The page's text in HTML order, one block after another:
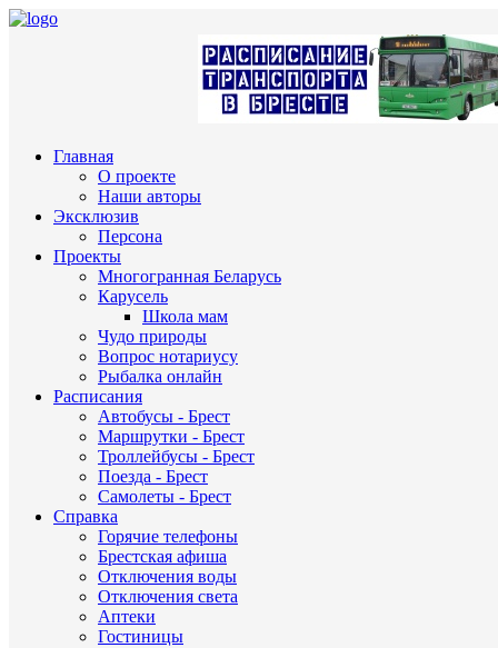
Главная
О проекте
Наши авторы
Эксклюзив
Персона
Проекты
Многогранная Беларусь
Карусель
Школа мам
Чудо природы
Вопрос нотариусу
Рыбалка онлайн
Расписания
Автобусы - Брест
Маршрутки - Брест
Троллейбусы - Брест
Поезда - Брест
Самолеты - Брест
Справка
Горячие телефоны
Брестская афиша
Отключения воды
Отключения света
Аптеки
Гостиницы